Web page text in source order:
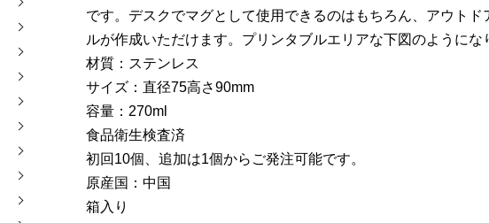
です。デスクでマグとして使用できるのはもちろん、アウト
ルが作成いただけます。プリンタブルエリアな下図のように
材質：ステンレス
サイズ：直径75高さ90mm
容量：270ml
食品衛生検査済
初回10個、追加は1個からご発注可能です。
原産国：中国
箱入り